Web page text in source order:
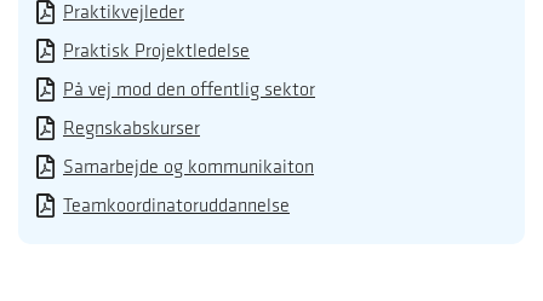
Praktikvejleder
Praktisk Projektledelse
På vej mod den offentlig sektor
Regnskabskurser
Samarbejde og kommunikaiton
Teamkoordinatoruddannelse